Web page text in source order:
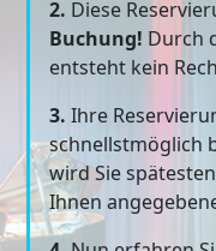
2. Diese
Buchung! Durch
entsteht kein
3. Ihre
schnellstmöglich
wird Sie
Ihnen